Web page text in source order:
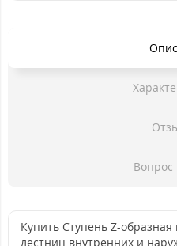
Вопрос
Купить Ступень Z-
лестниц внутренних и